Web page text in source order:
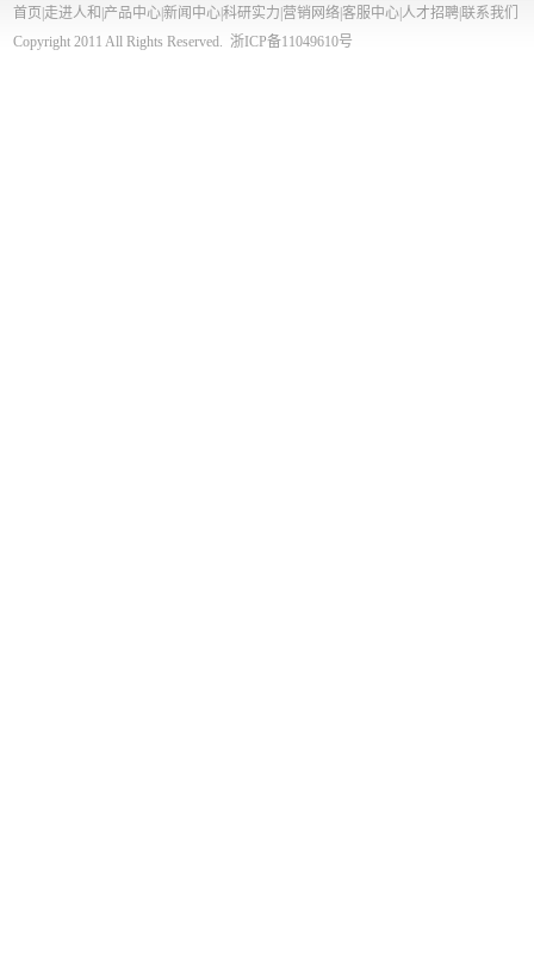
首页 走进人和 产品中心新闻中心科研实力 营销网络 客服中心 人才招聘联系我们
Copyright 2011 All Rights Reserved. 浙ICP备11049610号